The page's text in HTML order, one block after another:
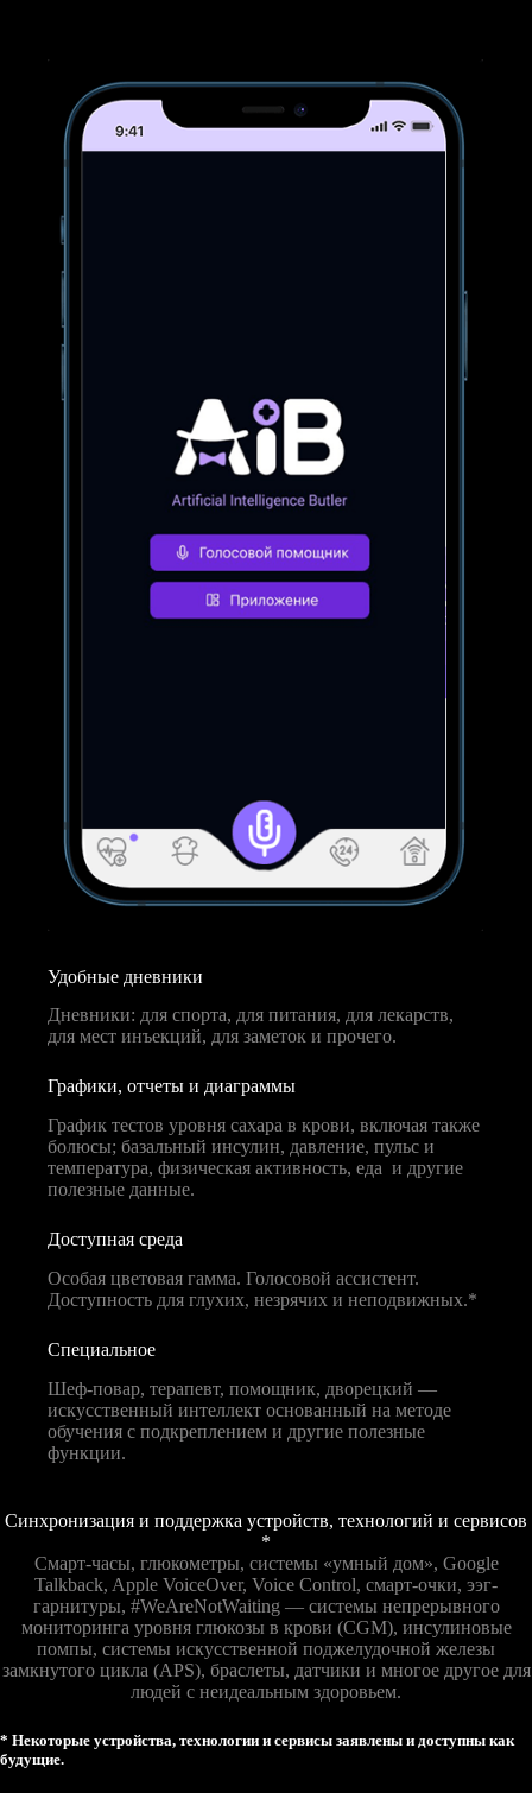
Удобные дневники
Дневники: для спорта, для питания, для лекарств,
для мест инъекций, для заметок и прочего.
Графики, отчеты и диаграммы
График тестов уровня сахара в крови, включая также
болюсы; базальный инсулин, давление, пульс и
температура, физическая активность, еда и другие
полезные данные.
Доступная среда
Особая цветовая гамма. Голосовой ассистент.
Доступность для глухих, незрячих и неподвижных.*
Специальное
Шеф-повар, терапевт, помощник, дворецкий —
искусственный интеллект основанный на методе
обучения с подкреплением и другие полезные
функции.
Синхронизация и поддержка устройств, технологий и сервисов
*
Смарт-часы, глюкометры, системы «умный дом», Google
Talkback, Apple VoiceOver, Voice Control, смарт-очки, ээг-
гарнитуры, #WeAreNotWaiting — системы непрерывного
мониторинга уровня глюкозы в крови (CGM), инсулиновые
помпы, системы искусственной поджелудочной железы
замкнутого цикла (APS), браслеты, датчики и многое другое для
людей с неидеальным здоровьем.
* Некоторые устройства, технологии и сервисы заявлены и доступны как
будущие.